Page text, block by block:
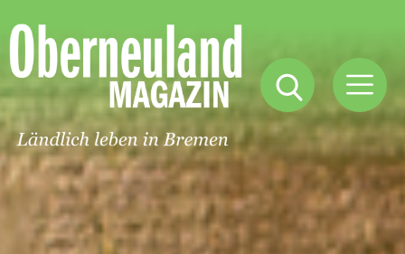
Oberneuland
Magazin